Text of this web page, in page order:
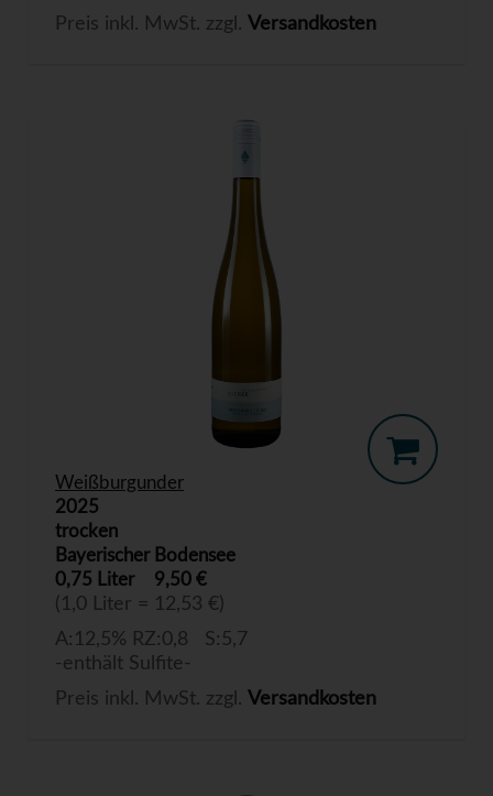
Preis inkl. MwSt. zzgl. Versandkosten
Weißburgunder
2025
trocken
Bayerischer Bodensee
0,75 Liter
9,50 €
(1,0 Liter = 12,53 €)
A:12,5% RZ:0,8 S:5,7
-enthält Sulfite-
Preis inkl. MwSt. zzgl. Versandkosten